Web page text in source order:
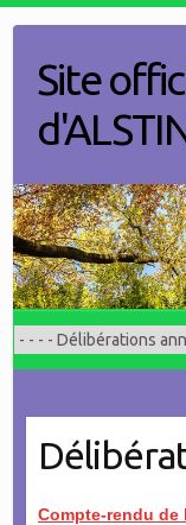
contentSite
Compte-rendu